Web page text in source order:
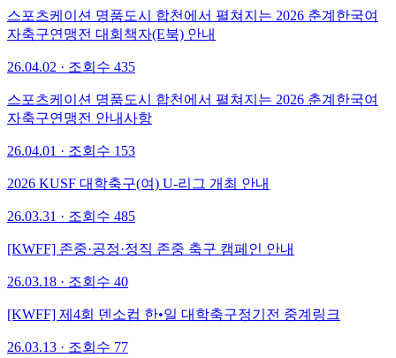
스포츠케이션 명품도시 합천에서 펼쳐지는 2026 춘계한국여
자축구연맹전 대회책자(E북) 안내
26.04.02 · 조회수 435
스포츠케이션 명품도시 합천에서 펼쳐지는 2026 춘계한국여
자축구연맹전 안내사항
26.04.01 · 조회수 153
2026 KUSF 대학축구(여) U-리그 개최 안내
26.03.31 · 조회수 485
[KWFF] 존중·공정·정직 존중 축구 캠페인 안내
26.03.18 · 조회수 40
[KWFF] 제4회 덴소컵 한•일 대학축구정기전 중계링크
26.03.13 · 조회수 77